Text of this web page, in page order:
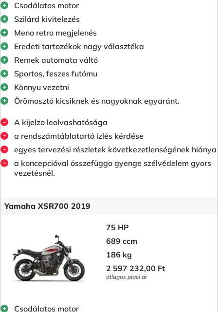
Csodálatos motor
Szilárd kivitelezés
Meno retro megjelenés
Eredeti tartozékok nagy választéka
Remek automata váltó
Sportos, feszes futómu
Könnyu vezetni
Örömosztó kicsiknek és nagyoknak egyaránt.
A kijelzo leolvashatósága
a rendszámtáblatartó ízlés kérdése
egyes tervezési részletek következetlenségének hiánya
a koncepcióval összefüggo gyenge szélvédelem gyors
vezetésnél.
Yamaha XSR700 2019
75 HP
689 ccm
186 kg
2 597 232,00 Ft
átlagos piaci ár
Csodálatos motor